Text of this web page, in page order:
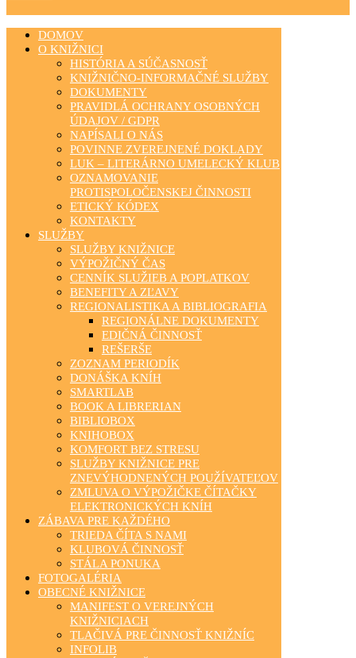
DOMOV
O KNIŽNICI
HISTÓRIA A SÚČASNOSŤ
KNIŽNIČNO-INFORMAČNÉ SLUŽBY
DOKUMENTY
PRAVIDLÁ OCHRANY OSOBNÝCH
ÚDAJOV / GDPR
NAPÍSALI O NÁS
POVINNE ZVEREJNENÉ DOKLADY
LUK – LITERÁRNO UMELECKÝ KLUB
OZNAMOVANIE
PROTISPOLOČENSKEJ ČINNOSTI
ETICKÝ KÓDEX
KONTAKTY
SLUŽBY
SLUŽBY KNIŽNICE
VÝPOŽIČNÝ ČAS
CENNÍK SLUŽIEB A POPLATKOV
BENEFITY A ZĽAVY
REGIONALISTIKA A BIBLIOGRAFIA
REGIONÁLNE DOKUMENTY
EDIČNÁ ČINNOSŤ
REŠERŠE
ZOZNAM PERIODÍK
DONÁŠKA KNÍH
SMARTLAB
BOOK A LIBRERIAN
BIBLIOBOX
KNIHOBOX
KOMFORT BEZ STRESU
SLUŽBY KNIŽNICE PRE
ZNEVÝHODNENÝCH POUŽÍVATEĽOV
ZMLUVA O VÝPOŽIČKE ČÍTAČKY
ELEKTRONICKÝCH KNÍH
ZÁBAVA PRE KAŽDÉHO
TRIEDA ČÍTA S NAMI
KLUBOVÁ ČINNOSŤ
STÁLA PONUKA
FOTOGALÉRIA
OBECNÉ KNIŽNICE
MANIFEST O VEREJNÝCH
KNIŽNICIACH
TLAČIVÁ PRE ČINNOSŤ KNIŽNÍC
INFOLIB